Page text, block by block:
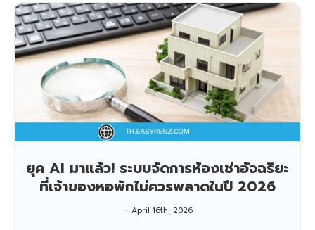
ยุค AI มาแล้ว! ระบบจัดการห้องเช่าอัจฉริยะ
ที่เจ้าของหอพักไม่ควรพลาดในปี 2026
April 16th, 2026